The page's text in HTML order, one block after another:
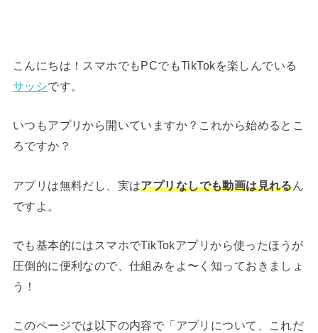
こんにちは！スマホでもPCでもTikTokを楽しんでいる
サッシです。
いつもアプリから開いていますか？これから始めるとこ
ろですか？
アプリは無料だし、実はアプリなしでも動画は見れるん
ですよ。
でも基本的にはスマホでTikTokアプリから使ったほうが
圧倒的に便利なので、仕組みをよ〜く知っておきましょ
う！
このページでは以下の内容で「アプリについて、これだ